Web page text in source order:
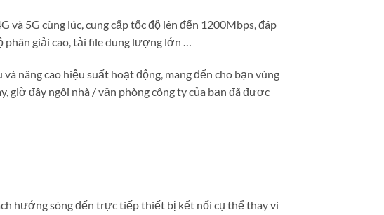
và 5G cùng lúc, cung cấp tốc độ lên đến 1200Mbps, đáp
phân giải cao, tải file dung lượng lớn …
nâng cao hiệu suất hoạt động, mang đến cho bạn vùng
giờ đây ngôi nhà / văn phòng công ty của bạn đã được
hướng sóng đến trực tiếp thiết bị kết nối cụ thể thay vì